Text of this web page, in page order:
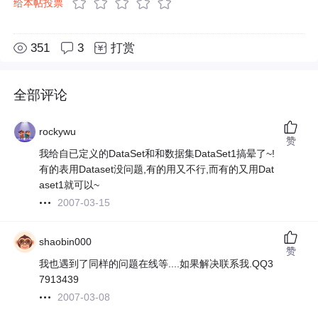
给本帖投票
351 3 打赏
全部评论
rockywu
我给自已定义的DataSet和和数据集DataSet1搞晕了~!
有的表用Dataset没问题,有的用又不行,而有的又用Dat
aset1就可以~
2007-03-15
赞
shaobin000
我也遇到了同样的问题在线等....如果解决联系我.QQ3
7913439
2007-03-08
赞